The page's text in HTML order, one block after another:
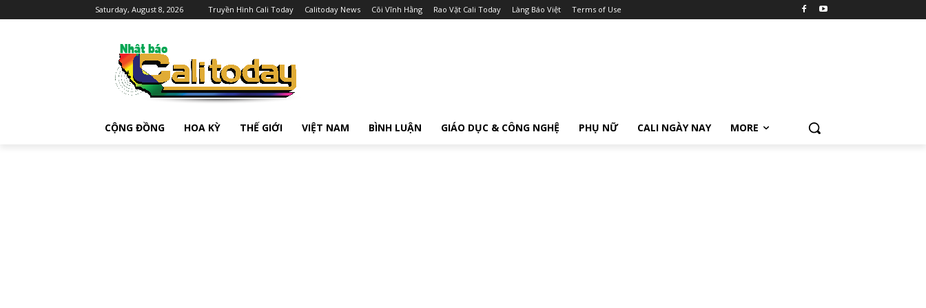
Saturday, August 8, 2026 Truyền Hình Cali Today Calitoday News Cõi Vĩnh Hằng Rao Vặt Cali Today Làng Báo Việt Terms of Use
CỘNG ĐỒNG HOA KỲ THẾ GIỚI VIỆT NAM BÌNH LUẬN GIÁO DỤC & CÔNG NGHỆ PHỤ NỮ CALI NGÀY NAY MORE